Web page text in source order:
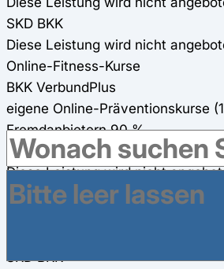
SKD BKK
Diese Leistung wird nicht
Online-Fitness-Kurse
BKK VerbundPlus
eigene Online-Präventionskurse
Fremdanbietern 90 %
SKD BKK
Diese Leistung wird nicht
Gesundheitsreisen
SKD BKK